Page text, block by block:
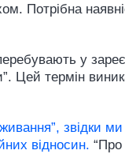
Потрібна
у
Цей термін
звідки
відносин.